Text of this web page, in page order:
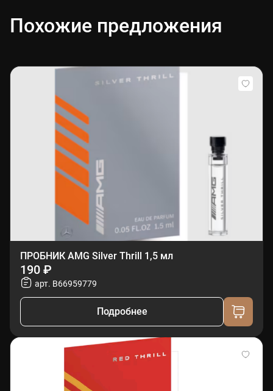
Похожие предложения
ПРОБНИК AMG Silver Thrill 1,5 мл
190 ₽
арт. B66959779
Подробнее